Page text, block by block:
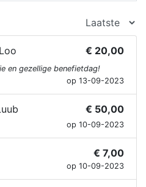
€ 20,00
en gezellige benefietdag!
op 13-09-2023
€ 50,00
op 10-09-2023
€ 7,00
op 10-09-2023